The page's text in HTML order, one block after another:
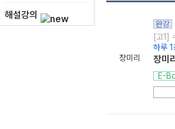
해설강의
장미리
완강
[고1]
하루
장미
E-